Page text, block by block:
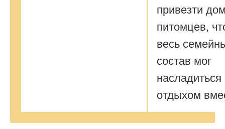
привезти
питомцев,
весь
состав мог
насладиться
отдыхом